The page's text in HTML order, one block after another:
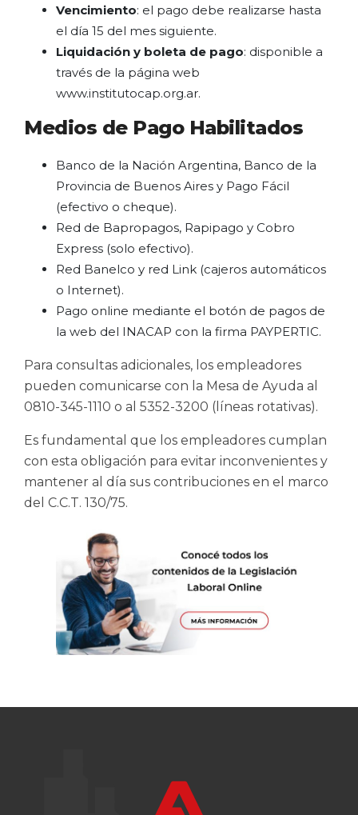
Vencimiento: el pago debe realizarse hasta
el día 15 del mes siguiente.
Liquidación y boleta de pago: disponible a
través de la página web
www.institutocap.org.ar.
Medios de Pago Habilitados
Banco de la Nación Argentina, Banco de la
Provincia de Buenos Aires y Pago Fácil
(efectivo o cheque).
Red de Bapropagos, Rapipago y Cobro
Express (solo efectivo).
Red Banelco y red Link (cajeros automáticos
o Internet).
Pago online mediante el botón de pagos de
la web del INACAP con la firma PAYPERTIC.
Para consultas adicionales, los empleadores
pueden comunicarse con la Mesa de Ayuda al
0810-345-1110 o al 5352-3200 (líneas rotativas).
Es fundamental que los empleadores cumplan
con esta obligación para evitar inconvenientes y
mantener al día sus contribuciones en el marco
del C.C.T. 130/75.